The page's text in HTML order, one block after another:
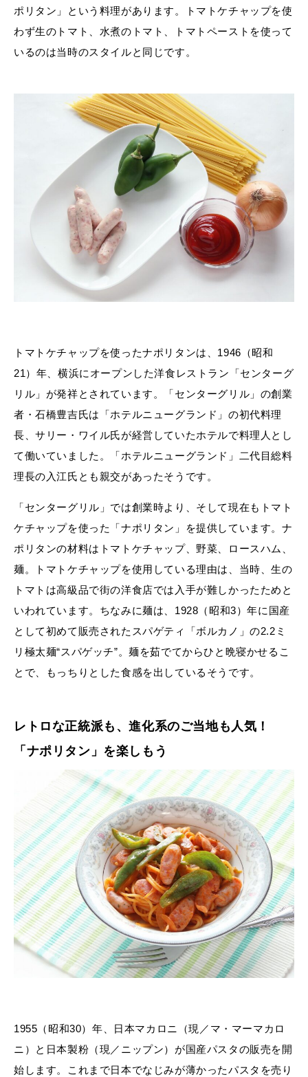
ポリタン」という料理があります。トマトケチャップを使
わず生のトマト、水煮のトマト、トマトペーストを使って
いるのは当時のスタイルと同じです。
トマトケチャップを使ったナポリタンは、1946（昭和
21）年、横浜にオープンした洋食レストラン「センターグ
リル」が発祥とされています。「センターグリル」の創業
者・石橋豊吉氏は「ホテルニューグランド」の初代料理
長、サリー・ワイル氏が経営していたホテルで料理人とし
て働いていました。「ホテルニューグランド」二代目総料
理長の入江氏とも親交があったそうです。
「センターグリル」では創業時より、そして現在もトマト
ケチャップを使った「ナポリタン」を提供しています。ナ
ポリタンの材料はトマトケチャップ、野菜、ロースハム、
麺。トマトケチャップを使用している理由は、当時、生の
トマトは高級品で街の洋食店では入手が難しかったためと
いわれています。ちなみに麺は、1928（昭和3）年に国産
として初めて販売されたスパゲティ「ボルカノ」の2.2ミ
リ極太麺“スパゲッチ”。麺を茹でてからひと晩寝かせるこ
とで、もっちりとした食感を出しているそうです。
レトロな正統派も、進化系のご当地も人気！
「ナポリタン」を楽しもう
1955（昭和30）年、日本マカロニ（現／マ・マーマカロ
ニ）と日本製粉（現／ニップン）が国産パスタの販売を開
始します。これまで日本でなじみが薄かったパスタを売り